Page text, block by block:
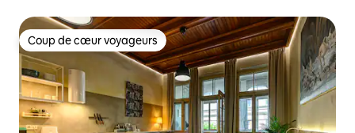
Coup de cœur voyageurs
Coup de cœur voyageurs